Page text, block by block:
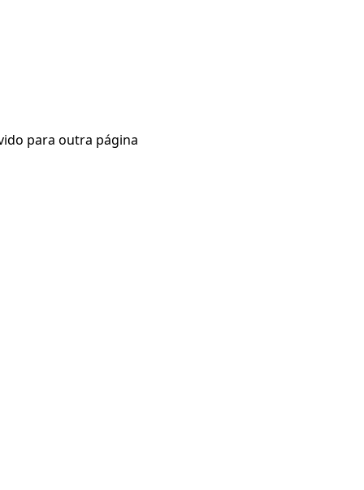
para outra página